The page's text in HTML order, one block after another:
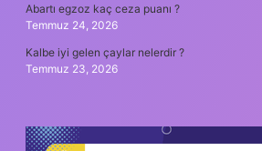
Abartı egzoz kaç ceza puanı ?
Temmuz 24, 2026
Kalbe iyi gelen çaylar nelerdir ?
Temmuz 23, 2026